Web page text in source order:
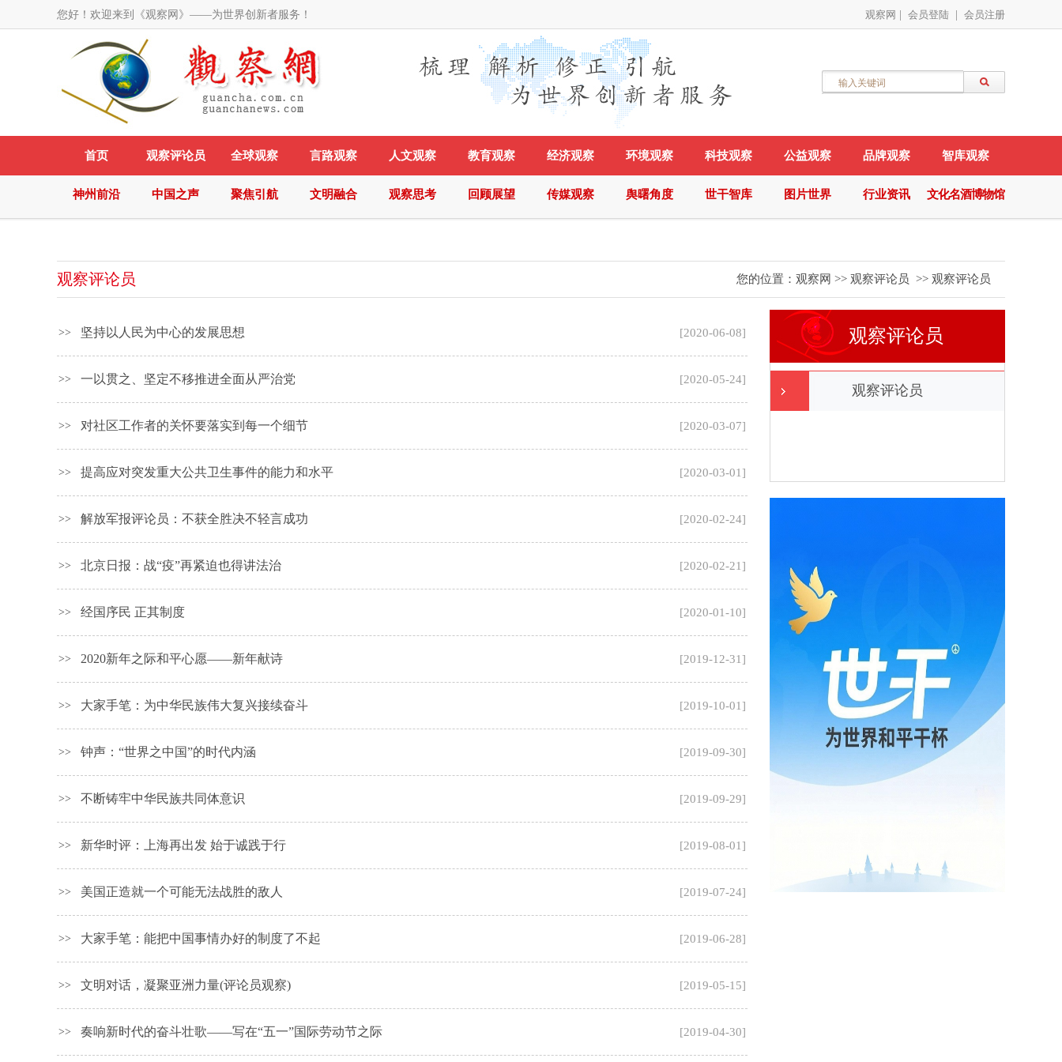
您好！欢迎来到《观察网》——为世界创新者服务！ 观察网 会员登陆 会员注册
首页 观察评论员 全球观察 言路观察 人文观察 教育观察 经济观察 环境观察 科技观察 公益观察 品牌观察 智库观察
神州前沿 中国之声 聚焦引航 文明融合 观察思考 回顾展望 传媒观察 舆曙角度 世干智库 图片世界 行业资讯 文化名酒博物馆
观察评论员 您的位置： 观察网 >> 观察评论员 >> 观察评论员
>> 坚持以人民为中心的发展思想 [2020-06-08]
>> 一以贯之、坚定不移推进全面从严治党 [2020-05-24]
>> 对社区工作者的关怀要落实到每一个细节 [2020-03-07]
>> 提高应对突发重大公共卫生事件的能力和水平 [2020-03-01]
>> 解放军报评论员：不获全胜决不轻言成功 [2020-02-24]
>> 北京日报：战“疫”再紧迫也得讲法治 [2020-02-21]
>> 经国序民 正其制度 [2020-01-10]
>> 2020新年之际和平心愿——新年献诗 [2019-12-31]
>> 大家手笔：为中华民族伟大复兴接续奋斗 [2019-10-01]
>> 钟声：“世界之中国”的时代内涵 [2019-09-30]
>> 不断铸牢中华民族共同体意识 [2019-09-29]
>> 新华时评：上海再出发 始于诚践于行 [2019-08-01]
>> 美国正造就一个可能无法战胜的敌人 [2019-07-24]
>> 大家手笔：能把中国事情办好的制度了不起 [2019-06-28]
>> 文明对话，凝聚亚洲力量(评论员观察) [2019-05-15]
>> 奏响新时代的奋斗壮歌——写在“五一”国际劳动节之际 [2019-04-30]
观察评论员
观察评论员